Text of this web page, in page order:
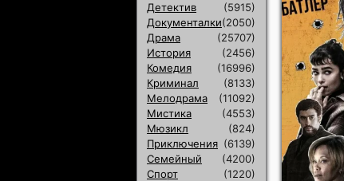
Детектив
(5915)
Документалки(2050)
Драма
(25707)
История
(2456)
Комедия
(16996)
Криминал
(8133)
Мелодрама
(11092)
Мистика
(4553)
Мюзикл
(824)
Приключения (6139)
Семейный
(4200)
Спорт
(1220)